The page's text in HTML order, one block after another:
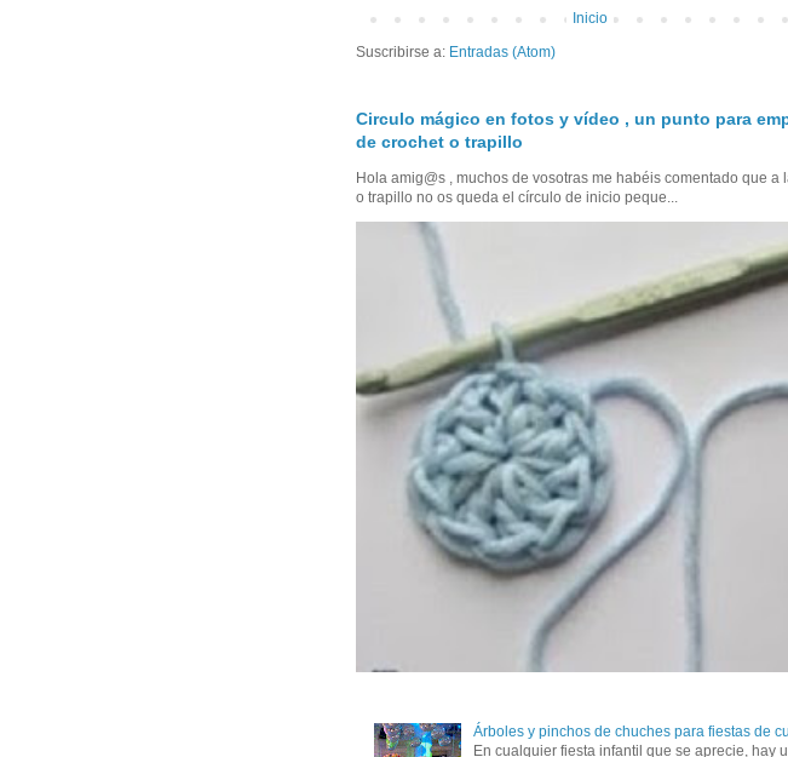
Inicio
Suscribirse a: Entradas (Atom)
Circulo mágico en fotos y vídeo , un punto para
de crochet o trapillo
Hola amig@s , muchos de vosotras me habéis comentado que a
o trapillo no os queda el círculo de inicio peque...
Árboles y pinchos de chuches para fiestas de
En cualquier fiesta infantil que se aprecie, hay